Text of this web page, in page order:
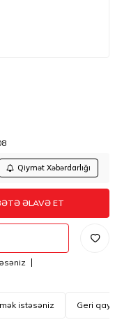
Qiymət Xəbərdarlığı
ƏLAVƏ ET
istəsəniz Geri